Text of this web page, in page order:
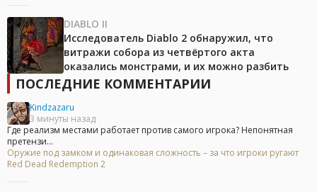
DIABLO II
Исследователь Diablo 2 обнаружил, что
витражи собора из четвёртого акта
оказались монстрами, и их можно разбить
ПОСЛЕДНИЕ КОММЕНТАРИИ
Kindzazaru
3 минуты назад
Где реализм местами работает против самого игрока? Непонятная
претензи...
Оружие под замком и одинаковая сложность – за что игроки ругают
Red Dead Redemption 2